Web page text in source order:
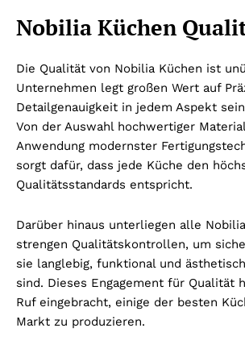
Nobilia Küchen
Die Qualität von Nobilia Küchen ist
Unternehmen legt großen Wert auf
Detailgenauigkeit in jedem Aspekt
Von der Auswahl hochwertiger
Anwendung modernster
sorgt dafür, dass jede Küche den
Qualitätsstandards entspricht.
Darüber hinaus unterliegen alle
strengen Qualitätskontrollen, um
sie langlebig, funktional und
sind. Dieses Engagement für Qualität
Ruf eingebracht, einige der besten
Markt zu produzieren.